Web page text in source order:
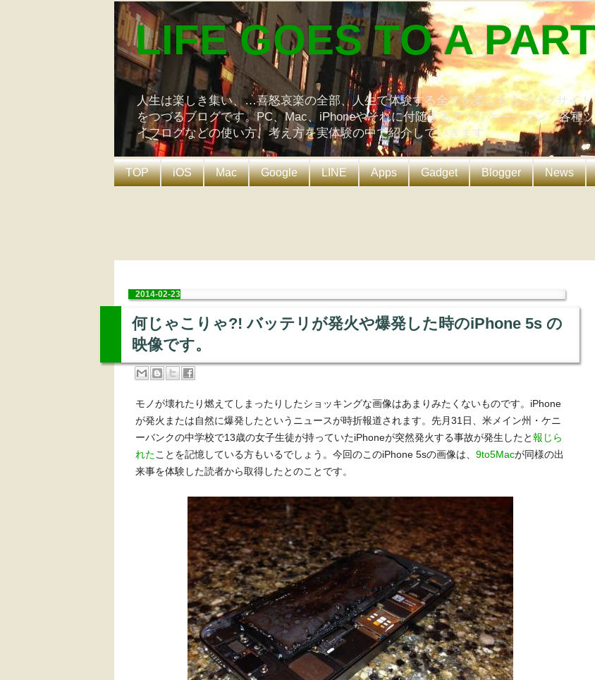
LIFE GOES TO A
人生は楽しき集い、…喜怒哀楽の全部、人生で体験する全てを楽しもうブログサイ
をつづるブログです。PC、Mac、iPhoneやそれに付随するアプリケーション、各種
イフログなどの使い方、考え方を実体験の中で紹介していきます。
TOP iOS Mac Google LINE Apps Gadget Blogger News
2014-02-23
何じゃこりゃ?! バッテリが発火や爆発した時のiPhone 5s の
映像です。
モノが壊れたり燃えてしまったりしたショッキングな画像はあまりみたくないものです。iPhone
が発火または自然に爆発したというニュースが時折報道されます。先月31日、米メイン州・ケニ
ーバンクの中学校で13歳の女子生徒が持っていたiPhoneが突然発火する事故が発生したと報じら
れたことを記憶している方もいるでしょう。今回のこのiPhone 5sの画像は、 9to5Macが同様の出
来事を体験した読者から取得したとのことです。